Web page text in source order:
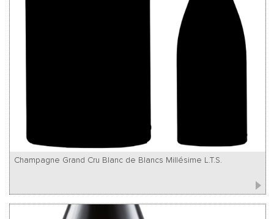
Champagne Grand Cru Blanc de Blancs Millésime L.T.S.